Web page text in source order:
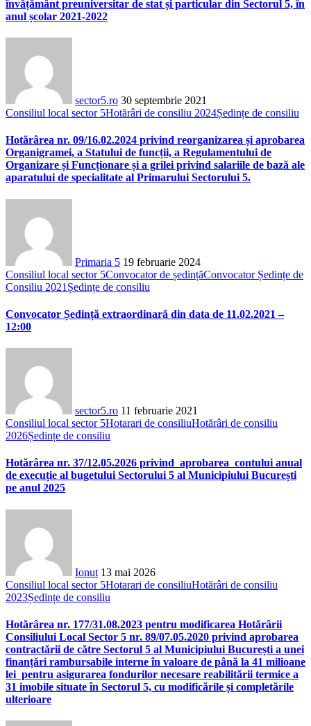
învățământ preuniversitar de stat și particular din Sectorul 5, în
anul școlar 2021-2022
sector5.ro 30 septembrie 2021
Consiliul local sector 5Hotărâri de consiliu 2024Ședințe de consiliu
Hotărârea nr. 09/16.02.2024 privind reorganizarea și aprobarea
Organigramei, a Statului de funcții, a Regulamentului de
Organizare și Funcționare și a grilei privind salariile de bază ale
aparatului de specialitate al Primarului Sectorului 5.
Primaria 5 19 februarie 2024
Consiliul local sector 5Convocator de ședințăConvocator Ședințe de
Consiliu 2021 Ședințe de consiliu
Convocator Ședință extraordinară din data de 11.02.2021 –
12:00
sector5.ro 11 februarie 2021
Consiliul local sector 5Hotarari de consiliuHotărâri de consiliu
2026Ședințe de consiliu
Hotărârea nr. 37/12.05.2026 privind aprobarea contului anual
de execuție al bugetului Sectorului 5 al Municipiului București
pe anul 2025
Ionut 13 mai 2026
Consiliul local sector 5Hotarari de consiliuHotărâri de consiliu
2023Ședințe de consiliu
Hotărârea nr. 177/31.08.2023 pentru modificarea Hotărârii
Consiliului Local Sector 5 nr. 89/07.05.2020 privind aprobarea
contractării de către Sectorul 5 al Municipiului București a unei
finanțări rambursabile interne în valoare de până la 41 milioane
lei pentru asigurarea fondurilor necesare reabilitării termice a
31 imobile situate în Sectorul 5, cu modificările și completările
ulterioare